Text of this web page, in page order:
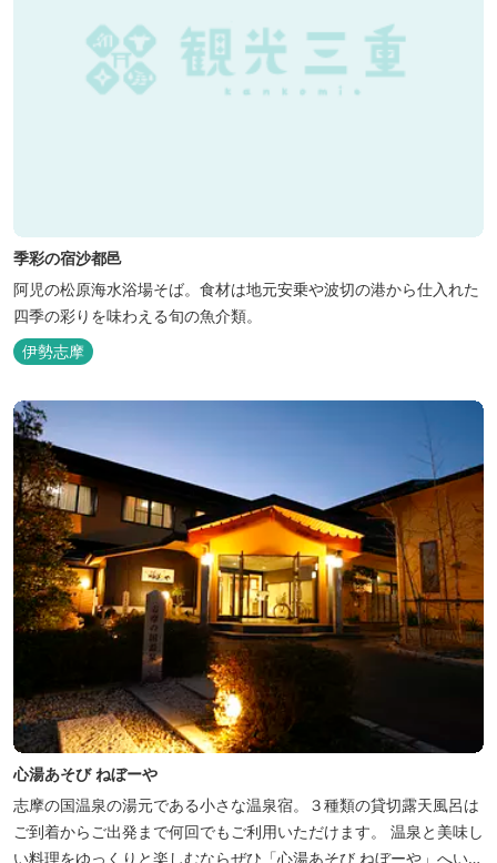
季彩の宿沙都邑
阿児の松原海水浴場そば。食材は地元安乗や波切の港から仕入れた
四季の彩りを味わえる旬の魚介類。
伊勢志摩
心湯あそび ねぼーや
志摩の国温泉の湯元である小さな温泉宿。３種類の貸切露天風呂は
ご到着からご出発まで何回でもご利用いただけます。 温泉と美味し
い料理をゆっくりと楽しむならぜひ「心湯あそび ねぼーや」へいら